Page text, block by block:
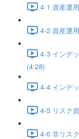
4-1 資産運
4-2 資産運
4-3 インデ
(4:28)
4-4 インデ
4-5 リスク
4-6 非リス